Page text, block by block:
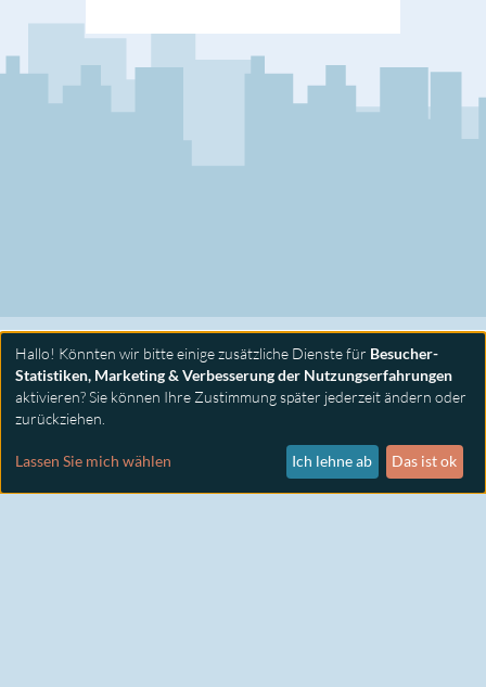
KONTAKT
Hallo! Könnten wir bitte einige zusätzliche Dienste für Besucher-
Statistiken, Marketing & Verbesserung der Nutzungserfahrungen
aktivieren? Sie können Ihre Zustimmung später jederzeit ändern oder
zurückziehen.
Lassen Sie mich wählen Ich lehne ab Das ist ok